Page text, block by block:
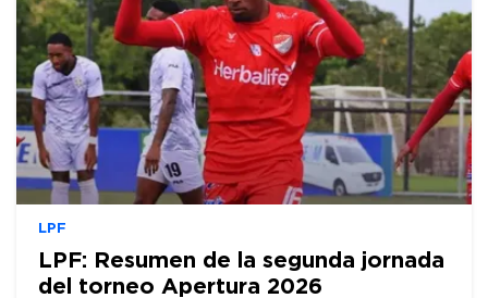
LPF
LPF: Resumen de la segunda jornada
del torneo Apertura 2026